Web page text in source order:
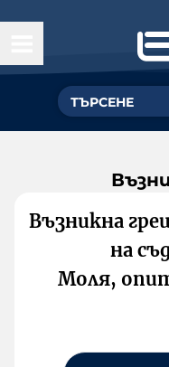
Възникна
на
Моля,